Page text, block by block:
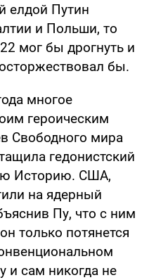
елдой Путин
и Польши, то
мог бы дрогнуть и
бы.
многое
героическим
Свободного мира
гедонистский
Историю. США,
на ядерный
Пу, что с ним
только потянется
и сам никогда не